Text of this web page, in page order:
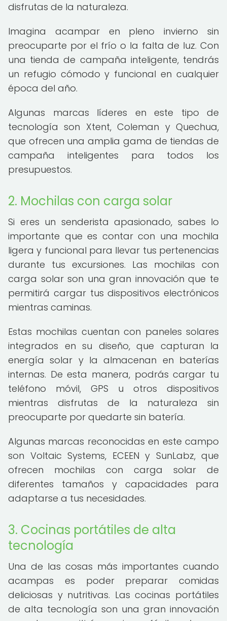
disfrutas de la naturaleza.
Imagina acampar en pleno invierno sin
preocuparte por el frío o la falta de luz. Con
una tienda de campaña inteligente, tendrás
un refugio cómodo y funcional en cualquier
época del año.
Algunas marcas líderes en este tipo de
tecnología son Xtent, Coleman y Quechua,
que ofrecen una amplia gama de tiendas de
campaña inteligentes para todos los
presupuestos.
2. Mochilas con carga solar
Si eres un senderista apasionado, sabes lo
importante que es contar con una mochila
ligera y funcional para llevar tus pertenencias
durante tus excursiones. Las mochilas con
carga solar son una gran innovación que te
permitirá cargar tus dispositivos electrónicos
mientras caminas.
Estas mochilas cuentan con paneles solares
integrados en su diseño, que capturan la
energía solar y la almacenan en baterías
internas. De esta manera, podrás cargar tu
teléfono móvil, GPS u otros dispositivos
mientras disfrutas de la naturaleza sin
preocuparte por quedarte sin batería.
Algunas marcas reconocidas en este campo
son Voltaic Systems, ECEEN y SunLabz, que
ofrecen mochilas con carga solar de
diferentes tamaños y capacidades para
adaptarse a tus necesidades.
3. Cocinas portátiles de alta
tecnología
Una de las cosas más importantes cuando
acampas es poder preparar comidas
deliciosas y nutritivas. Las cocinas portátiles
de alta tecnología son una gran innovación